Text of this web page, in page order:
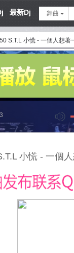
最新Dj 舞曲
S.T.L 小慌 - 一個人想著
小慌 - 一個